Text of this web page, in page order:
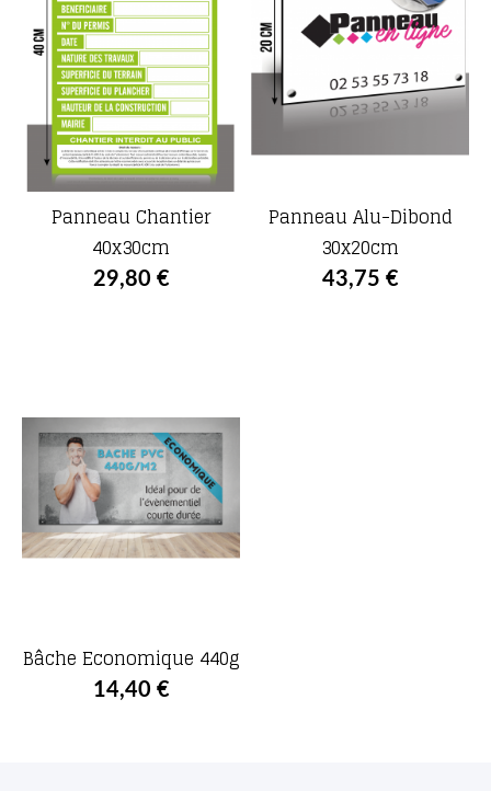
Panneau Chantier
40x30cm
29,80 €
Panneau Alu-Dibond
30x20cm
43,75 €
Bâche Economique 440g
14,40 €